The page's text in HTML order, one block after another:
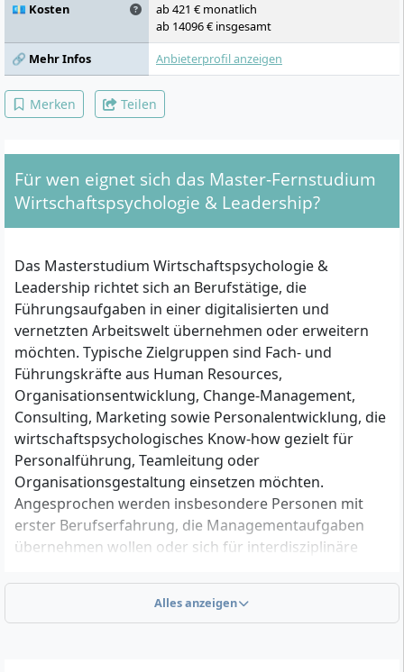
💶 Kosten
ab 421 € monatlich
ab 14096 € insgesamt
🔗 Mehr Infos
Anbieterprofil anzeigen
Merken Teilen
Für wen eignet sich das Master-Fernstudium
Wirtschaftspsychologie & Leadership?
Das Masterstudium Wirtschaftspsychologie &
Leadership richtet sich an Berufstätige, die
Führungsaufgaben in einer digitalisierten und
vernetzten Arbeitswelt übernehmen oder erweitern
möchten. Typische Zielgruppen sind Fach- und
Führungskräfte aus Human Resources,
Organisationsentwicklung, Change-Management,
Consulting, Marketing sowie Personalentwicklung, die
wirtschaftspsychologisches Know-how gezielt für
Personalführung, Teamleitung oder
Organisationsgestaltung einsetzen möchten.
Angesprochen werden insbesondere Personen mit
erster Berufserfahrung, die Managementaufgaben
übernehmen wollen oder sich für interdisziplinäre
und Wirtschaft interessieren.
Alles anzeigen